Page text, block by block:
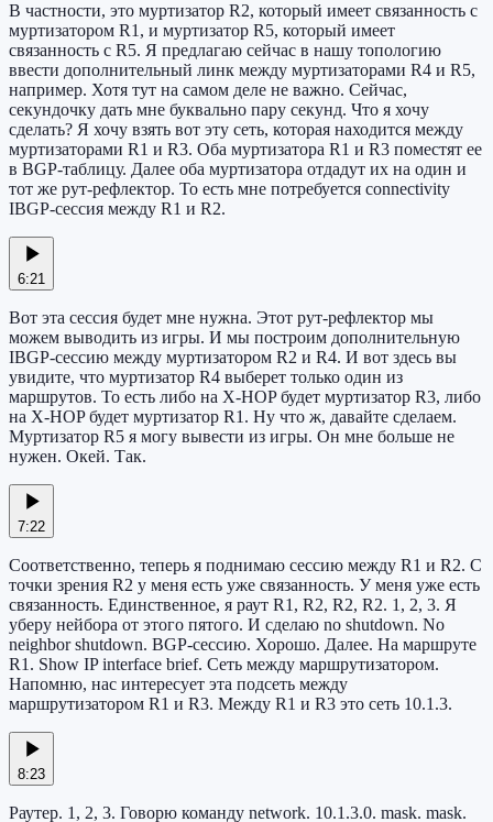
В частности, это муртизатор R2, который имеет связанность с
муртизатором R1, и муртизатор R5, который имеет
связанность с R5. Я предлагаю сейчас в нашу топологию
ввести дополнительный линк между муртизаторами R4 и R5,
например. Хотя тут на самом деле не важно. Сейчас,
секундочку дать мне буквально пару секунд. Что я хочу
сделать? Я хочу взять вот эту сеть, которая находится между
муртизаторами R1 и R3. Оба муртизатора R1 и R3 поместят ее
в BGP-таблицу. Далее оба муртизатора отдадут их на один и
тот же рут-рефлектор. То есть мне потребуется connectivity
IBGP-сессия между R1 и R2.
6:21
Вот эта сессия будет мне нужна. Этот рут-рефлектор мы
можем выводить из игры. И мы построим дополнительную
IBGP-сессию между муртизатором R2 и R4. И вот здесь вы
увидите, что муртизатор R4 выберет только один из
маршрутов. То есть либо на X-HOP будет муртизатор R3, либо
на X-HOP будет муртизатор R1. Ну что ж, давайте сделаем.
Муртизатор R5 я могу вывести из игры. Он мне больше не
нужен. Окей. Так.
7:22
Соответственно, теперь я поднимаю сессию между R1 и R2. С
точки зрения R2 у меня есть уже связанность. У меня уже есть
связанность. Единственное, я раут R1, R2, R2, R2. 1, 2, 3. Я
уберу нейбора от этого пятого. И сделаю no shutdown. No
neighbor shutdown. BGP-сессию. Хорошо. Далее. На маршруте
R1. Show IP interface brief. Сеть между маршрутизатором.
Напомню, нас интересует эта подсеть между
маршрутизатором R1 и R3. Между R1 и R3 это сеть 10.1.3.
8:23
Раутер. 1, 2, 3. Говорю команду network. 10.1.3.0. mask. mask.